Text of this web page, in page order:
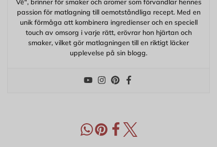
passion för matlagning till oemotståndliga recept. Med en
unik förmåga att kombinera ingredienser och en speciell
touch av omsorg i varje rätt, erövrar hon hjärtan och
smaker, vilket gör matlagningen till en riktigt läcker
upplevelse på sin blogg.